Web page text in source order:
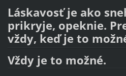
Láskavosť je ako
prikryje, opeknie.
vždy, keď je to
Vždy je to možné.